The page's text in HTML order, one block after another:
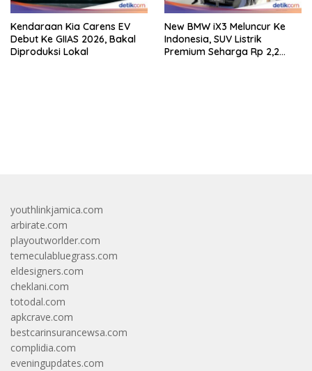
Kendaraan Kia Carens EV
Debut Ke GIIAS 2026, Bakal
Diproduksi Lokal
New BMW iX3 Meluncur Ke
Indonesia, SUV Listrik
Premium Seharga Rp 2,2
youthlinkjamica.com
arbirate.com
playoutworlder.com
temeculabluegrass.com
eldesigners.com
cheklani.com
totodal.com
apkcrave.com
bestcarinsurancewsa.com
complidia.com
eveningupdates.com